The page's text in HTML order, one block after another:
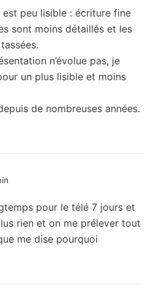
peu lisible : écriture fine
sont moins détaillés et les
n’évolue pas, je
un plus lisible et moins
de nombreuses années.
pour le télé 7 jours et
rien et on me prélever tout
me dise pourquoi